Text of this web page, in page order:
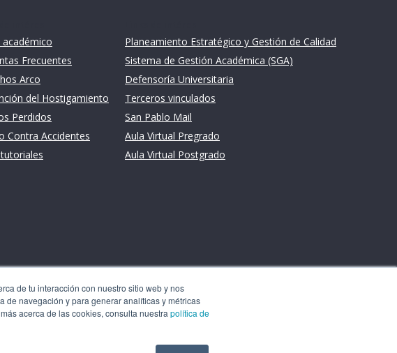
de tu interacción con nuestro sitio web y nos
de navegación y para generar analíticas y métricas
acerca de las cookies, consulta nuestra política de
académico
Frecuentes
Arco
del Hostigamiento
Perdidos
Contra Accidentes
Planeamiento Estratégico y Gestión de Calidad
Sistema de Gestión Académica (SGA)
Defensoría Universitaria
Terceros vinculados
San Pablo Mail
Aula Virtual Pregrado
Aula Virtual Postgrado
de tu
de mejorar y